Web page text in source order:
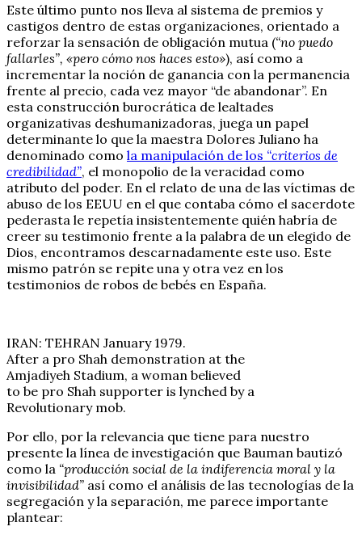
Este último punto nos lleva al sistema de premios y
castigos dentro de estas organizaciones, orientado a
reforzar la sensación de obligación mutua (“no puedo
fallarles”, «pero cómo nos haces esto»), así como a
incrementar la noción de ganancia con la permanencia
frente al precio, cada vez mayor “de abandonar”. En
esta construcción burocrática de lealtades
organizativas deshumanizadoras, juega un papel
determinante lo que la maestra Dolores Juliano ha
denominado como la manipulación de los “criterios de
credibilidad”, el monopolio de la veracidad como
atributo del poder. En el relato de una de las víctimas de
abuso de los EEUU en el que contaba cómo el sacerdote
pederasta le repetía insistentemente quién habría de
creer su testimonio frente a la palabra de un elegido de
Dios, encontramos descarnadamente este uso. Este
mismo patrón se repite una y otra vez en los
testimonios de robos de bebés en España.
IRAN: TEHRAN January 1979.
After a pro Shah demonstration at the
Amjadiyeh Stadium, a woman believed
to be pro Shah supporter is lynched by a
Revolutionary mob.
Por ello, por la relevancia que tiene para nuestro
presente la línea de investigación que Bauman bautizó
como la “producción social de la indiferencia moral y la
invisibilidad” así como el análisis de las tecnologías de la
segregación y la separación, me parece importante
plantear: